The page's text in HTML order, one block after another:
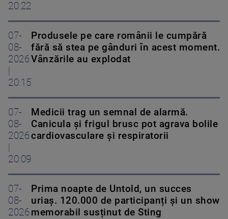
20:22
07-
08-
2026
20:15
Produsele pe care românii le cumpără
fără să stea pe gânduri în acest moment.
Vânzările au explodat
07-
08-
2026
20:09
Medicii trag un semnal de alarmă.
Canicula și frigul brusc pot agrava bolile
cardiovasculare și respiratorii
07-
08-
2026
Prima noapte de Untold, un succes
uriaș. 120.000 de participanți și un show
memorabil susținut de Sting